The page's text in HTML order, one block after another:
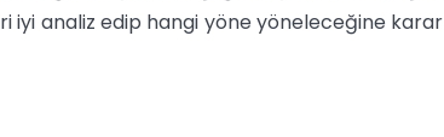
iyi analiz edip hangi yöne yöneleceğine karar